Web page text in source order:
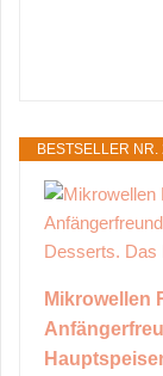
BESTSELLER NR.
Mikrowellen